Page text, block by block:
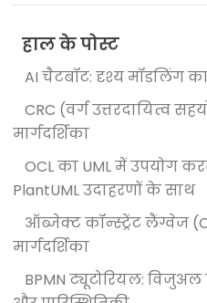
हाल के पोस्ट
AI चैटबॉट: दृश्य मॉडलिंग
CRC (वर्ग उत्तरदायित्व
मार्गदर्शिका
OCL का UML में उपयोग
PlantUML उदाहरणों के साथ
ऑब्जेक्ट कॉन्स्ट्रेंट लैंग्वेज
मार्गदर्शिका
BPMN ट्यूटोरियल: